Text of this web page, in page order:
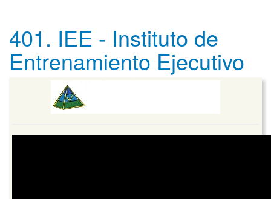
401. IEE - Instituto de
Entrenamiento Ejecutivo